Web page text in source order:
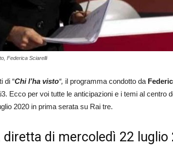
Federica Sciarelli
di “Chi l’ha visto“, il programma condotto da
Ecco per voi tutte le anticipazioni e i temi al centro
2020 in prima serata su Rai tre.
diretta di mercoledì 22 luglio